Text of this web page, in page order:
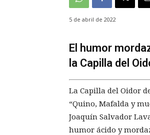
5 de abril de 2022
El humor
la Capilla del
La Capilla del Oidor
“Quino, Mafalda y
Joaquín Salvador
humor ácido y